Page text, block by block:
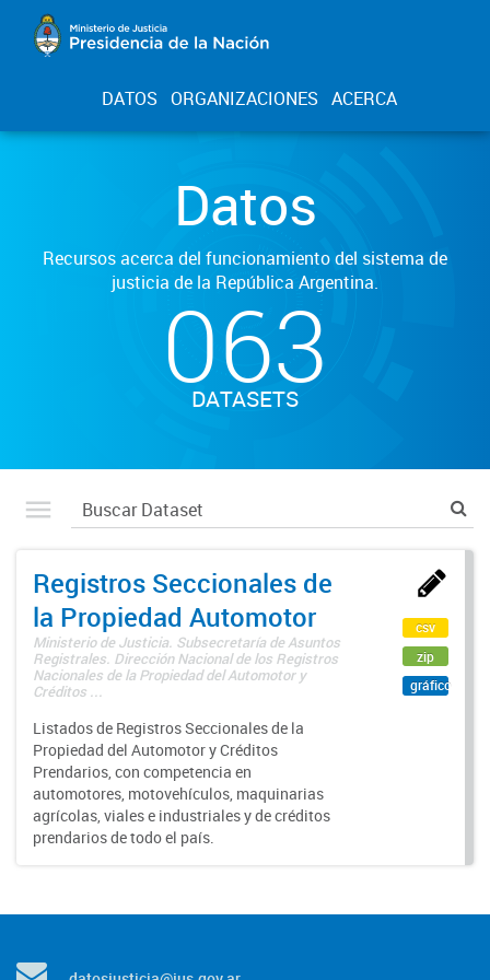
DATOS ORGANIZACIONES ACERCA
Datos
Recursos acerca del funcionamiento del sistema de
justicia de la República Argentina.
063
DATASETS
Registros Seccionales de
la Propiedad Automotor
Ministerio de Justicia. Subsecretaría de Asuntos
Registrales. Dirección Nacional de los Registros
Nacionales de la Propiedad del Automotor y
Créditos ...
Listados de Registros Seccionales de la
Propiedad del Automotor y Créditos
Prendarios, con competencia en
automotores, motovehículos, maquinarias
agrícolas, viales e industriales y de créditos
prendarios de todo el país.
csv
zip
gráfico